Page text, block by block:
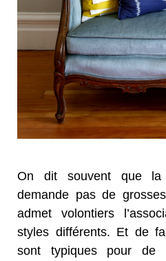
On dit souvent que la
demande pas de
admet volontiers
styles différents. Et de
sont typiques pour de